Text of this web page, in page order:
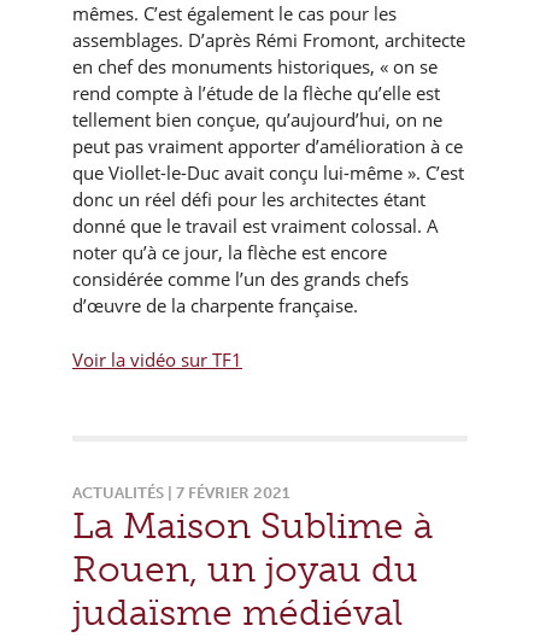
mêmes. C’est également le cas pour les
assemblages. D’après Rémi Fromont, architecte
en chef des monuments historiques, « on se
rend compte à l’étude de la flèche qu’elle est
tellement bien conçue, qu’aujourd’hui, on ne
peut pas vraiment apporter d’amélioration à ce
que Viollet-le-Duc avait conçu lui-même ». C’est
donc un réel défi pour les architectes étant
donné que le travail est vraiment colossal. A
noter qu’à ce jour, la flèche est encore
considérée comme l’un des grands chefs
d’œuvre de la charpente française.
Voir la vidéo sur TF1
ACTUALITÉS | 7 FÉVRIER 2021
La Maison Sublime à
Rouen, un joyau du
judaïsme médiéval